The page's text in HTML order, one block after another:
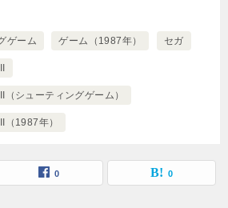
ゲーム ゲーム（1987年） セガ
（シューティングゲーム）
（1987年）
0 0